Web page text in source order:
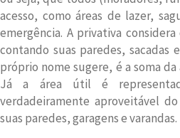
acesso, como áreas de lazer,
emergência. A privativa
contando suas paredes, sacadas
próprio nome sugere, é a soma
Já a área útil é
verdadeiramente aproveitável
suas paredes, garagens e varandas.